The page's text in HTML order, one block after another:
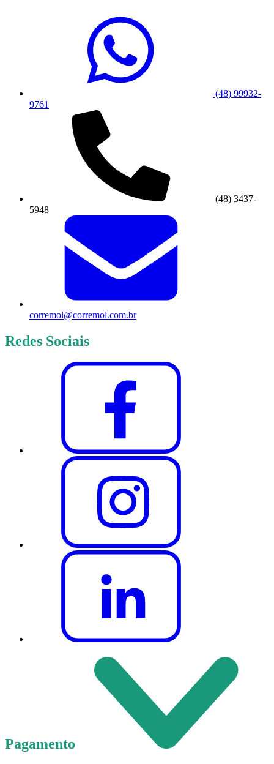
(48) 99932-
9761
(48) 3437-
5948
corremol@corremol.com.br
Redes Sociais
Pagamento